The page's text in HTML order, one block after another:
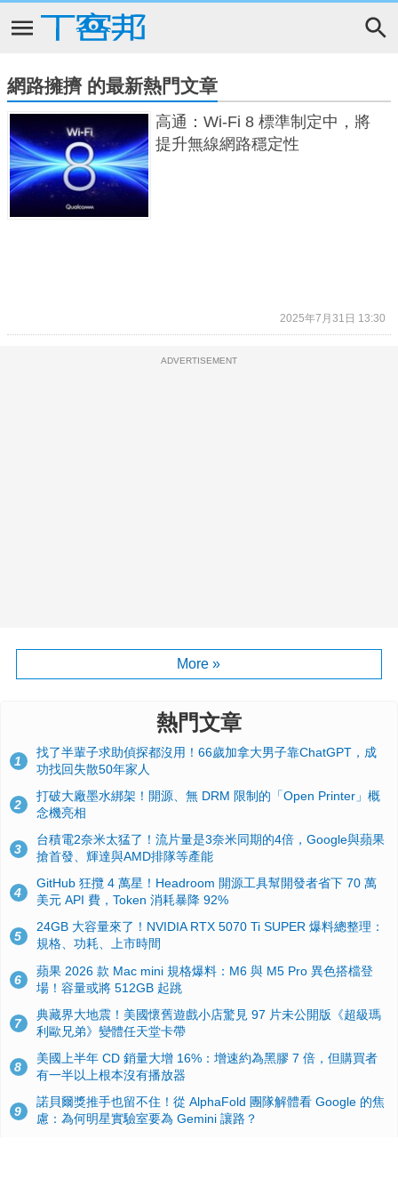
網路擁擠 的最新熱門文章
高通：Wi-Fi 8 標準制定中，將
提升無線網路穩定性
2025年7月31日 13:30
ADVERTISEMENT
More »
熱門文章
1
找了半輩子求助偵探都沒用！66歲加拿大男子靠ChatGPT，成
功找回失散50年家人
2
打破大廠墨水綁架！開源、無 DRM 限制的「Open Printer」概
念機亮相
3
台積電2奈米太猛了！流片量是3奈米同期的4倍，Google與蘋果
搶首發、輝達與AMD排隊等產能
4
GitHub 狂攬 4 萬星！Headroom 開源工具幫開發者省下 70 萬
美元 API 費，Token 消耗暴降 92%
5
24GB 大容量來了！NVIDIA RTX 5070 Ti SUPER 爆料總整理：
規格、功耗、上市時間
6
蘋果 2026 款 Mac mini 規格爆料：M6 與 M5 Pro 異色搭檔登
場！容量或將 512GB 起跳
7
典藏界大地震！美國懷舊遊戲小店驚見 97 片未公開版《超級瑪
利歐兄弟》變體任天堂卡帶
8
美國上半年 CD 銷量大增 16%：增速約為黑膠 7 倍，但購買者
有一半以上根本沒有播放器
9
諾貝爾獎推手也留不住！從 AlphaFold 團隊解體看 Google 的焦
慮：為何明星實驗室要為 Gemini 讓路？